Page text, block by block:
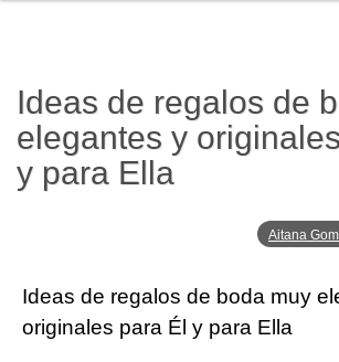
Ideas de regalos de
elegantes y
y para Ella
Aitana
Ideas de regalos de boda muy
originales para Él y para Ella